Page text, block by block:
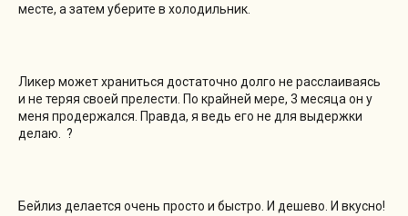
месте, а затем уберите в холодильник.
Ликер может храниться достаточно долго не расслаиваясь
и не теряя своей прелести. По крайней мере, 3 месяца он у
меня продержался. Правда, я ведь его не для выдержки
делаю. ?
Бейлиз делается очень просто и быстро. И дешево. И вкусно!